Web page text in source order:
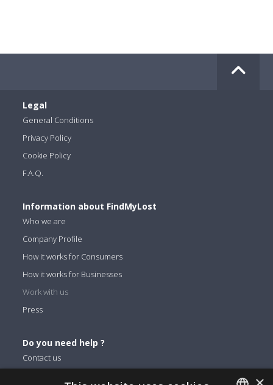
Legal
General Conditions
Privacy Policy
Cookie Policy
F.A.Q.
Information about FindMyLost
Who we are
Company Profile
How it works for Consumers
How it works for Businesses
Work with us
Press
Do you need help ?
Contact us